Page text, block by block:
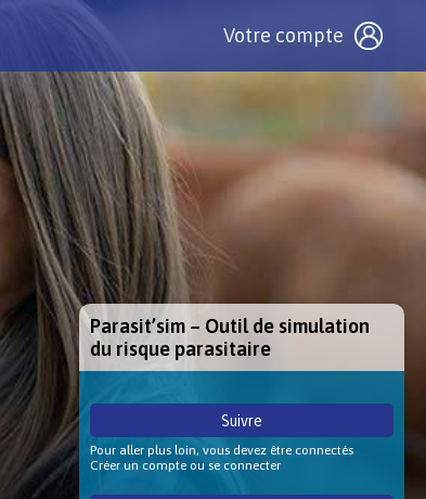
Votre compte
Parasit’sim – Outil de simulation
du risque parasitaire
Suivre
Pour aller plus loin, vous devez être connectés
Créer un compte ou se connecter